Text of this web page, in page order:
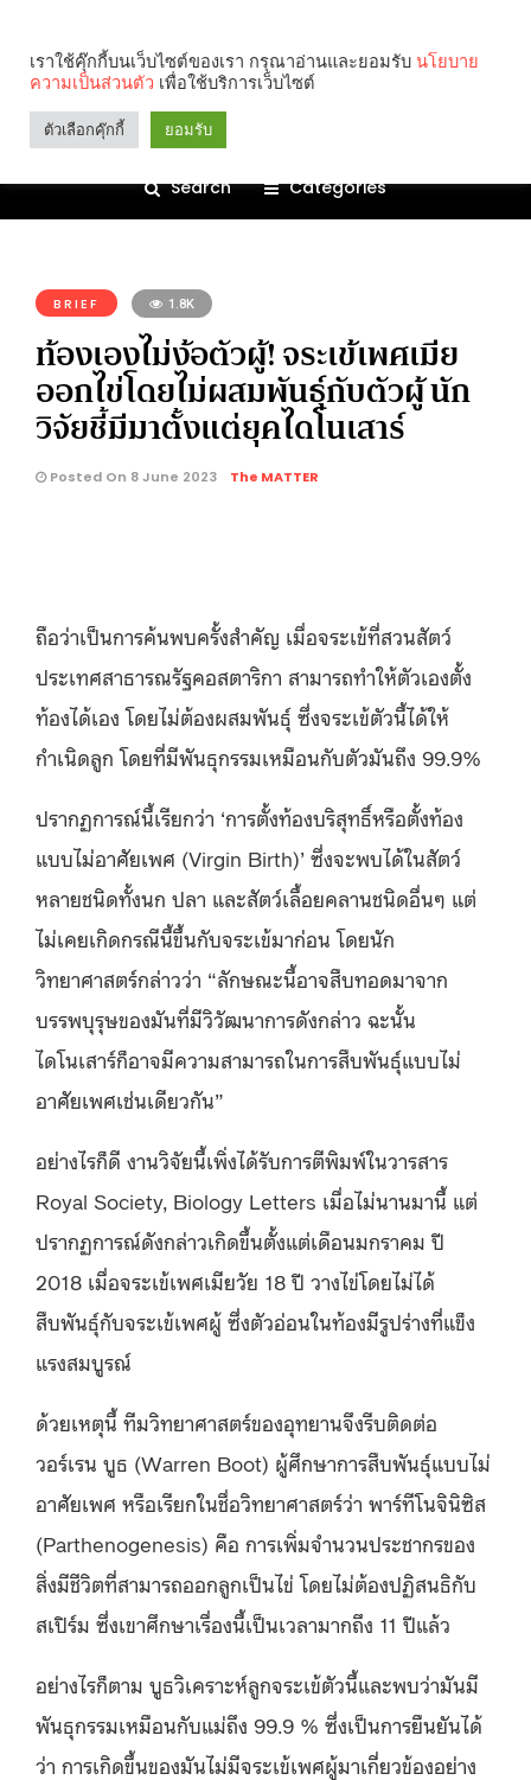
Search Categories
BRIEF 1.8K
ท้องเองไม่ง้อตัวผู้! จระเข้เพศเมีย
ออกไข่โดยไม่ผสมพันธุ์กับตัวผู้ นัก
วิจัยชี้มีมาตั้งแต่ยุคไดโนเสาร์
Posted On 8 June 2023 The MATTER
ถือว่าเป็นการค้นพบครั้งสำคัญ เมื่อจระเข้ที่สวนสัตว์
ประเทศสาธารณรัฐคอสตาริกา สามารถทำให้ตัวเองตั้ง
ท้องได้เอง โดยไม่ต้องผสมพันธุ์ ซึ่งจระเข้ตัวนี้ได้ให้
กำเนิดลูก โดยที่มีพันธุกรรมเหมือนกับตัวมันถึง 99.9%
ปรากฏการณ์นี้เรียกว่า ‘การตั้งท้องบริสุทธิ์หรือตั้งท้อง
แบบไม่อาศัยเพศ (Virgin Birth)’ ซึ่งจะพบได้ในสัตว์
หลายชนิดทั้งนก ปลา และสัตว์เลื้อยคลานชนิดอื่นๆ แต่
ไม่เคยเกิดกรณีนี้ขึ้นกับจระเข้มาก่อน โดยนัก
วิทยาศาสตร์กล่าวว่า “ลักษณะนี้อาจสืบทอดมาจาก
บรรพบุรุษของมันที่มีวิวัฒนาการดังกล่าว ฉะนั้น
ไดโนเสาร์ก็อาจมีความสามารถในการสืบพันธุ์แบบไม่
อาศัยเพศเช่นเดียวกัน”
อย่างไรก็ดี งานวิจัยนี้เพิ่งได้รับการตีพิมพ์ในวารสาร
Royal Society, Biology Letters เมื่อไม่นานมานี้ แต่
ปรากฏการณ์ดังกล่าวเกิดขึ้นตั้งแต่เดือนมกราคม ปี
2018 เมื่อจระเข้เพศเมียวัย 18 ปี วางไข่โดยไม่ได้
สืบพันธุ์กับจระเข้เพศผู้ ซึ่งตัวอ่อนในท้องมีรูปร่างที่แข็ง
แรงสมบูรณ์
ด้วยเหตุนี้ ทีมวิทยาศาสตร์ของอุทยานจึงรีบติดต่อ
วอร์เรน บูธ (Warren Boot) ผู้ศึกษาการสืบพันธุ์แบบไม่
อาศัยเพศ หรือเรียกในชื่อวิทยาศาสตร์ว่า พาร์ทีโนจินิซิส
(Parthenogenesis) คือ การเพิ่มจำนวนประชากรของ
สิ่งมีชีวิตที่สามารถออกลูกเป็นไข่ โดยไม่ต้องปฏิสนธิกับ
สเปิร์ม ซึ่งเขาศึกษาเรื่องนี้เป็นเวลามากถึง 11 ปีแล้ว
อย่างไรก็ตาม บูธวิเคราะห์ลูกจระเข้ตัวนี้และพบว่ามันมี
พันธุกรรมเหมือนกับแม่ถึง 99.9 % ซึ่งเป็นการยืนยันได้
ว่า การเกิดขึ้นของมันไม่มีจระเข้เพศผู้มาเกี่ยวข้องอย่าง
เราใช้คุ๊กกี้บนเว็บไซต์ของเรา กรุณาอ่านและยอมรับ นโยบาย
ความเป็นส่วนตัว เพื่อใช้บริการเว็บไซต์
ตัวเลือกคุ๊กกี้ ยอมรับ